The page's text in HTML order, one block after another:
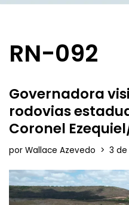
RN-092
Governadora
rodovias
Coronel
por Wallace Azevedo 3